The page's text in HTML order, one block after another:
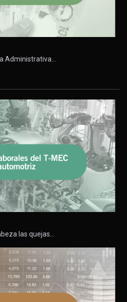
Administrativa…
las quejas…